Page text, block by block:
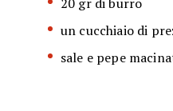
un cucchiaio di
sale e pepe